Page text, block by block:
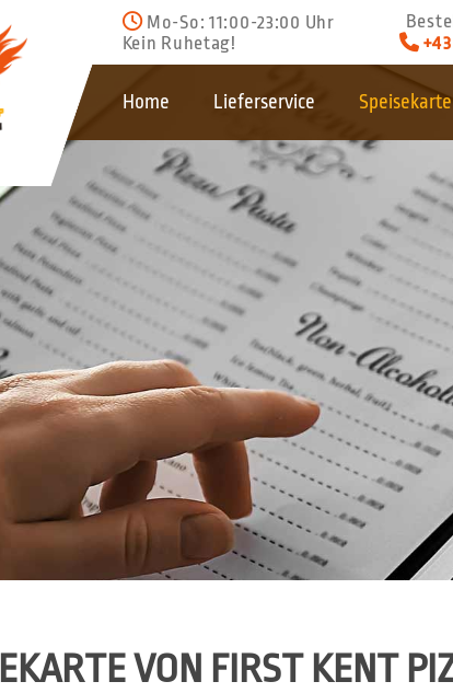
Mo-So: 11:00-23:00 Uhr
Kein Ruhetag!

Home Lieferservice Speisekarte
VON FIRST KENT